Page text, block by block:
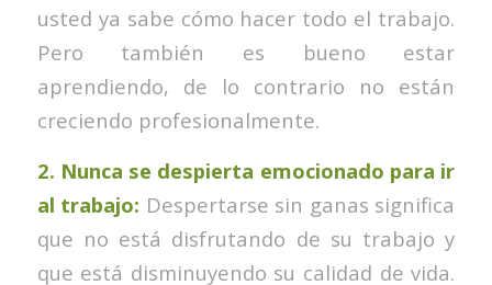
usted ya sabe cómo hacer todo el trabajo.
Pero también es bueno estar
aprendiendo, de lo contrario no están
creciendo profesionalmente.
2. Nunca se despierta emocionado para ir
al trabajo: Despertarse sin ganas significa
que no está disfrutando de su trabajo y
que está disminuyendo su calidad de vida.